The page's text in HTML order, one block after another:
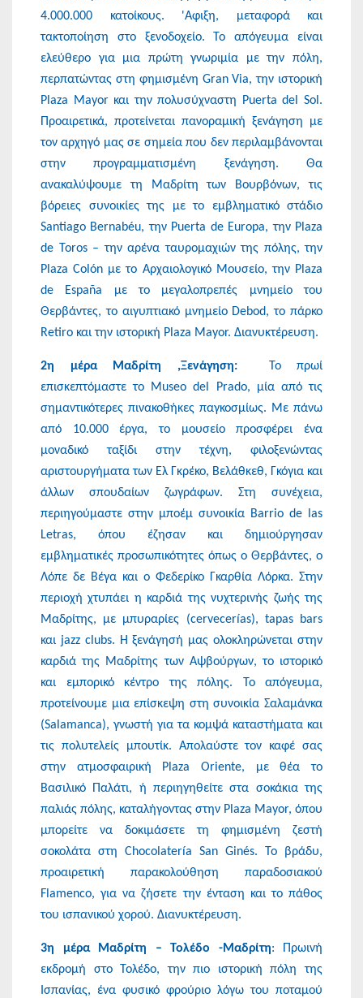
4.000.000 κατοίκους. 'Αφιξη, μεταφορά και
τακτοποίηση στο ξενοδοχείο. Το απόγευμα είναι
ελεύθερο για μια πρώτη γνωριμία με την πόλη,
περπατώντας στη φημισμένη Gran Via, την ιστορική
Plaza Mayor και την πολυσύχναστη Puerta del Sol.
Προαιρετικά, προτείνεται πανοραμική ξενάγηση με
τον αρχηγό μας σε σημεία που δεν περιλαμβάνονται
στην προγραμματισμένη ξενάγηση. Θα
ανακαλύψουμε τη Μαδρίτη των Βουρβόνων, τις
βόρειες συνοικίες της με το εμβληματικό στάδιο
Santiago Bernabéu, την Puerta de Europa, την Plaza
de Toros – την αρένα ταυρομαχιών της πόλης, την
Plaza Colón με το Αρχαιολογικό Μουσείο, την Plaza
de España με το μεγαλοπρεπές μνημείο του
Θερβάντες, το αιγυπτιακό μνημείο Debod, το πάρκο
Retiro και την ιστορική Plaza Mayor. Διανυκτέρευση.
2η μέρα Μαδρίτη ,Ξενάγηση: Το πρωί
επισκεπτόμαστε το Museo del Prado, μία από τις
σημαντικότερες πινακοθήκες παγκοσμίως. Με πάνω
από 10.000 έργα, το μουσείο προσφέρει ένα
μοναδικό ταξίδι στην τέχνη, φιλοξενώντας
αριστουργήματα των Ελ Γκρέκο, Βελάθκεθ, Γκόγια και
άλλων σπουδαίων ζωγράφων. Στη συνέχεια,
περιηγούμαστε στην μποέμ συνοικία Barrio de las
Letras, όπου έζησαν και δημιούργησαν
εμβληματικές προσωπικότητες όπως ο Θερβάντες, ο
Λόπε δε Βέγα και ο Φεδερίκο Γκαρθία Λόρκα. Στην
περιοχή χτυπάει η καρδιά της νυχτερινής ζωής της
Μαδρίτης, με μπυραρίες (cervecerías), tapas bars
και jazz clubs. Η ξενάγησή μας ολοκληρώνεται στην
καρδιά της Μαδρίτης των Αψβούργων, το ιστορικό
και εμπορικό κέντρο της πόλης. Το απόγευμα,
προτείνουμε μια επίσκεψη στη συνοικία Σαλαμάνκα
(Salamanca), γνωστή για τα κομψά καταστήματα και
τις πολυτελείς μπουτίκ. Απολαύστε τον καφέ σας
στην ατμοσφαιρική Plaza Oriente, με θέα το
Βασιλικό Παλάτι, ή περιηγηθείτε στα σοκάκια της
παλιάς πόλης, καταλήγοντας στην Plaza Mayor, όπου
μπορείτε να δοκιμάσετε τη φημισμένη ζεστή
σοκολάτα στη Chocolatería San Ginés. Το βράδυ,
προαιρετική παρακολούθηση παραδοσιακού
Flamenco, για να ζήσετε την ένταση και το πάθος
του ισπανικού χορού. Διανυκτέρευση.
3η μέρα Μαδρίτη – Τολέδο -Μαδρίτη: Πρωινή
εκδρομή στο Τολέδο, την πιο ιστορική πόλη της
Ισπανίας, ένα φυσικό φρούριο λόγω του ποταμού